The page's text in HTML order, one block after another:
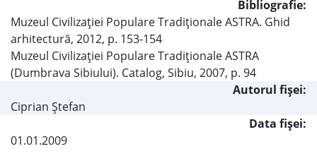
Bibliografie:
Muzeul Civilizaţiei Populare Tradiţionale ASTRA. Ghid
arhitectură, 2012, p. 153-154
Muzeul Civilizaţiei Populare Tradiţionale ASTRA
(Dumbrava Sibiului). Catalog, Sibiu, 2007, p. 94
Autorul fişei:
Ciprian Ştefan
Data fișei:
01.01.2009